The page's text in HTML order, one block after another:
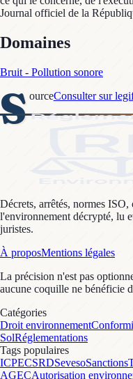
Domaines
Bruit - Pollution sonore
S ourceConsulter sur
Décrets, arrêtés, normes
l'environnement décrypté, lu
juristes.
À proposMentions légales
La précision n'est pas
aucune coquille ne bénéficie
Catégories
Droit environnement
SolRéglementations
Tags populaires
ICPECSRDSevesoSanctions
AGECAutorisation